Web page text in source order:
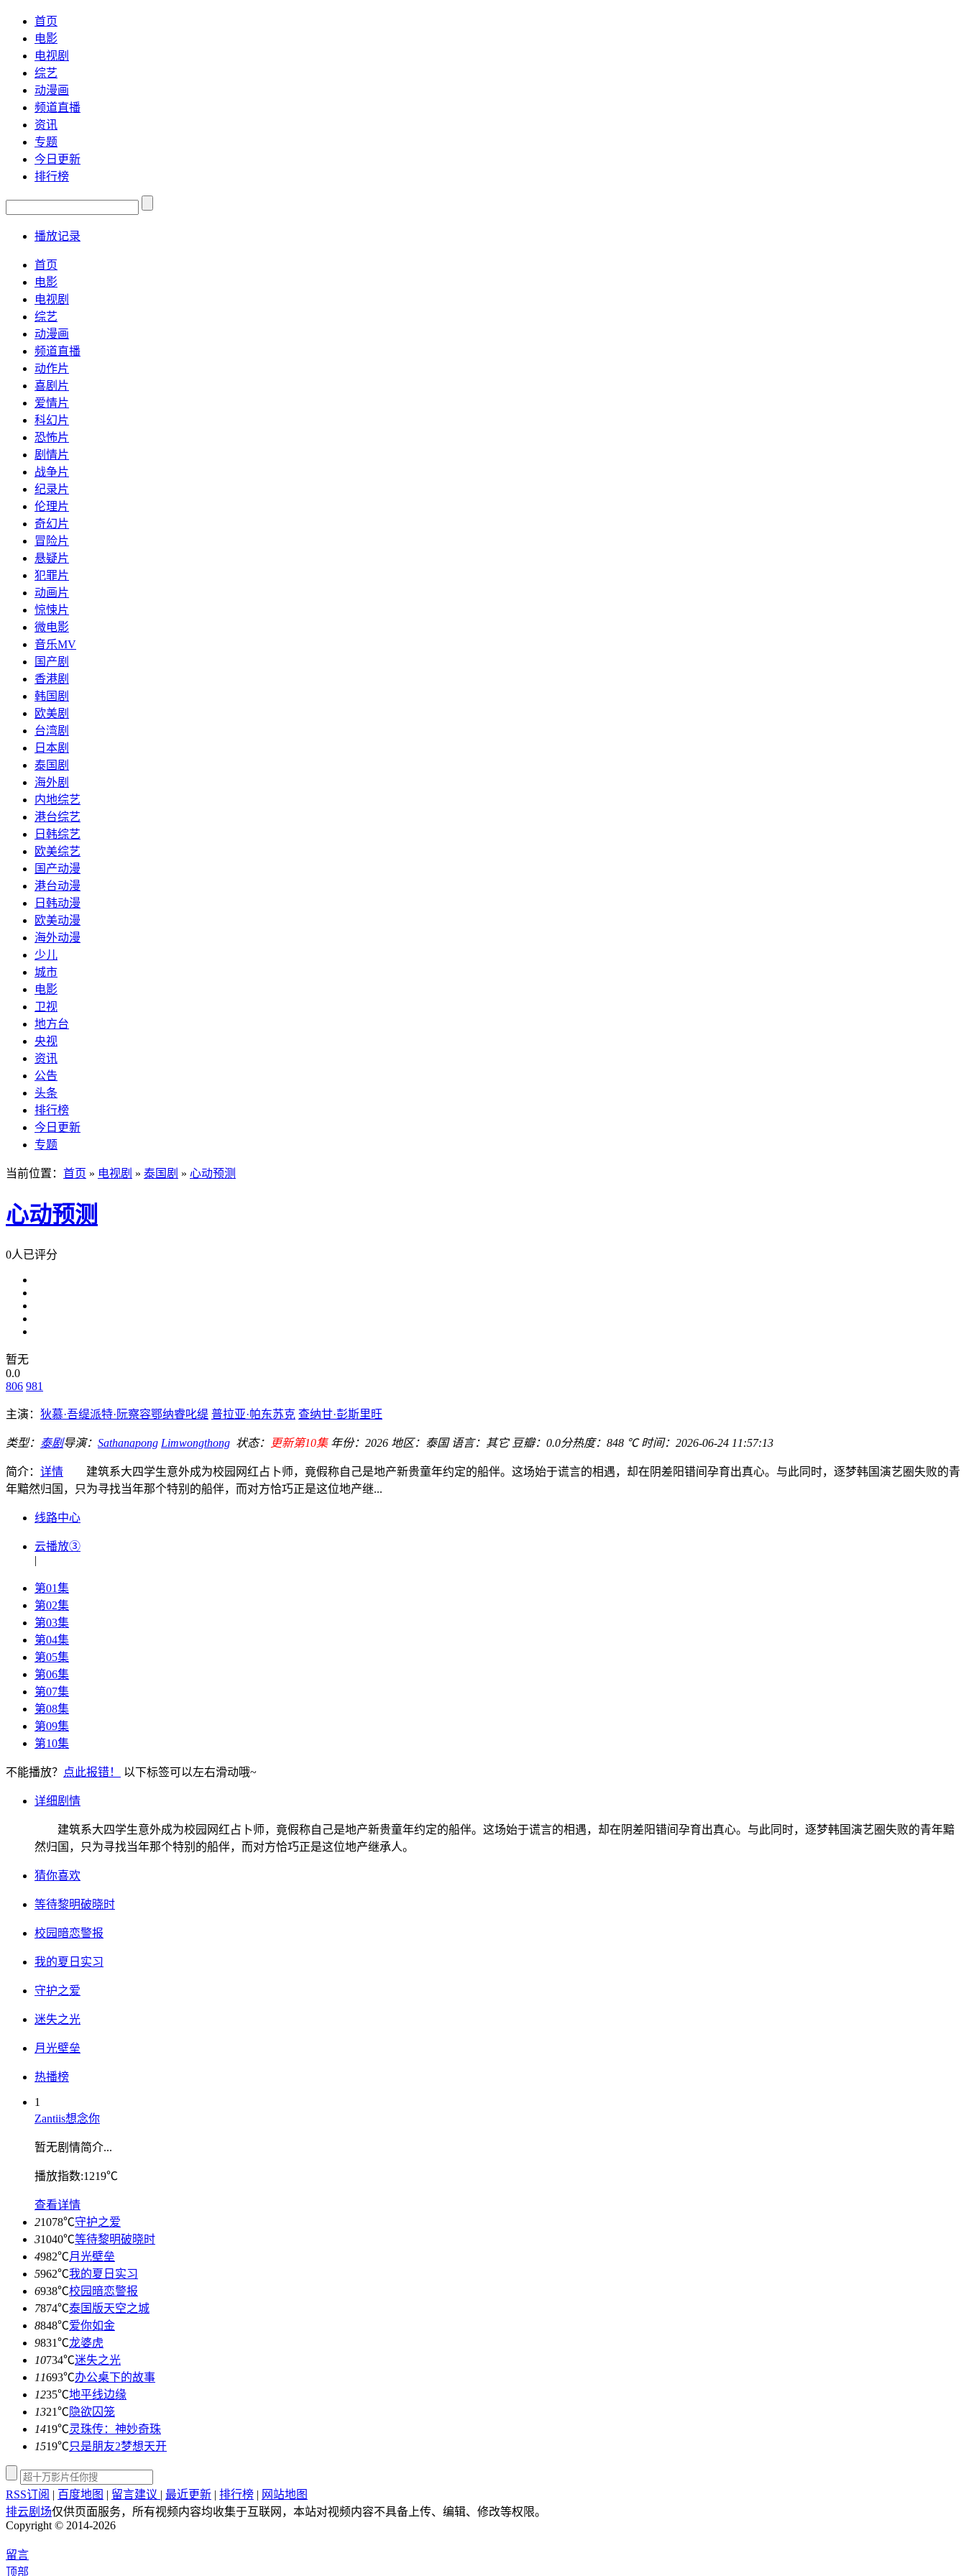
首页
电影
电视剧
综艺
动漫画
频道直播
资讯
专题
今日更新
排行榜
播放记录
首页
电影
电视剧
综艺
动漫画
频道直播
动作片
喜剧片
爱情片
科幻片
恐怖片
剧情片
战争片
纪录片
伦理片
奇幻片
冒险片
悬疑片
犯罪片
动画片
惊悚片
微电影
音乐MV
国产剧
香港剧
韩国剧
欧美剧
台湾剧
日本剧
泰国剧
海外剧
内地综艺
港台综艺
日韩综艺
欧美综艺
国产动漫
港台动漫
日韩动漫
欧美动漫
海外动漫
少儿
城市
电影
卫视
地方台
央视
资讯
公告
头条
排行榜
今日更新
专题
当前位置： 首页 » 电视剧 » 泰国剧 » 心动预测
心动预测
0人已评分
暂无
0.0
806 981
主演： 狄慕·吾缇派特·阮察容鄂纳睿叱缇 普拉亚·帕东苏克 查纳甘·彭斯里旺
类型： 泰剧导演： Sathanapong Limwongthong 状态： 更新第10集 年份： 2026 地区： 泰国 语言： 其它 豆瓣：0.0分热度：848 ℃ 时间： 2026-06-24 11:57:13
简介： 详情 建筑系大四学生意外成为校园网红占卜师，竟假称自己是地产新贵童年约定的船伴。这场始于谎言的相遇，却在阴差阳错间孕育出真心。与此同时，逐梦韩国演艺圈失败的青
年黯然归国，只为寻找当年那个特别的船伴，而对方恰巧正是这位地产继...
线路中心
云播放③
|
第01集
第02集
第03集
第04集
第05集
第06集
第07集
第08集
第09集
第10集
不能播放？ 点此报错！ 以下标签可以左右滑动哦~
详细剧情
建筑系大四学生意外成为校园网红占卜师，竟假称自己是地产新贵童年约定的船伴。这场始于谎言的相遇，却在阴差阳错间孕育出真心。与此同时，逐梦韩国演艺圈失败的青年黯
然归国，只为寻找当年那个特别的船伴，而对方恰巧正是这位地产继承人。
猜你喜欢
等待黎明破晓时
校园暗恋警报
我的夏日实习
守护之爱
迷失之光
月光壁垒
热播榜
1
Zantiis想念你
暂无剧情简介...
播放指数:1219℃
查看详情
21078℃守护之爱
31040℃等待黎明破晓时
4982℃月光壁垒
5962℃我的夏日实习
6938℃校园暗恋警报
7874℃泰国版天空之城
8848℃爱你如金
9831℃龙婆虎
10734℃迷失之光
11693℃办公桌下的故事
1235℃地平线边缘
1321℃隐欲囚笼
1419℃灵珠传：神妙奇珠
1519℃只是朋友2梦想天开
RSS订阅 | 百度地图 | 留言建议 | 最近更新 | 排行榜 | 网站地图
排云剧场仅供页面服务，所有视频内容均收集于互联网，本站对视频内容不具备上传、编辑、修改等权限。
Copyright © 2014-2026
留言
顶部